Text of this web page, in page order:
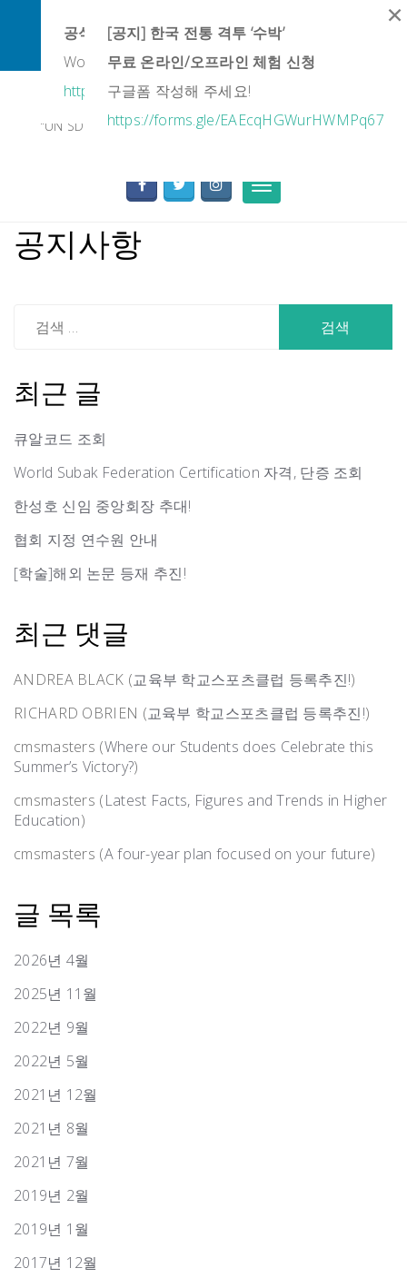
content
사)대한수박협회
"UN SDG 가치와 함께하는 전통 전사 신체문화의 보존과 전
Toggle
navigation
공지사항
최근 글
큐알코드 조회
World Subak Federation Certification 자격, 단증 조회
한성호 신임 중앙회장 추대!
협회 지정 연수원 안내
[학술]해외 논문 등재 추진!
최근 댓글
ANDREA BLACK (교육부 학교스포츠클럽 등록추진!)
RICHARD OBRIEN (교육부 학교스포츠클럽 등록추진!)
cmsmasters (Where our Students does Celebrate this
Summer’s Victory?)
cmsmasters (Latest Facts, Figures and Trends in Higher
Education)
cmsmasters (A four-year plan focused on your future)
글 목록
2026년 4월
2025년 11월
2022년 9월
2022년 5월
2021년 12월
2021년 8월
2021년 7월
2019년 2월
2019년 1월
2017년 12월
공식 유튜브 채널
World Subak Federation | Heritage & Education
https://www.youtube.com/@WSFSubak
×
[공지] 한국 전통 격투 ‘수박’
무료 온라인/오프라인 체험 신청
구글폼 작성해 주세요!
https://forms.gle/EAEcqHGWurHWMPq67
×